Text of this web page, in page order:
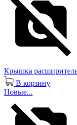
Крышка
В корзину
Новые...